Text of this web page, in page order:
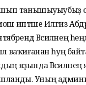
танышыуыубыҙ
иптәше Илгиз
Вәсиләнең
ваҡиғанан һуң
яҙында Вәсиләнең
Уның